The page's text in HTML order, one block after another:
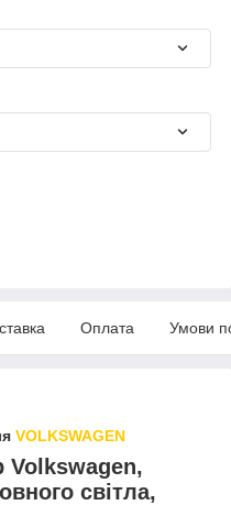
Оплата Умови
VOLKSWAGEN
Volkswagen,
світла,